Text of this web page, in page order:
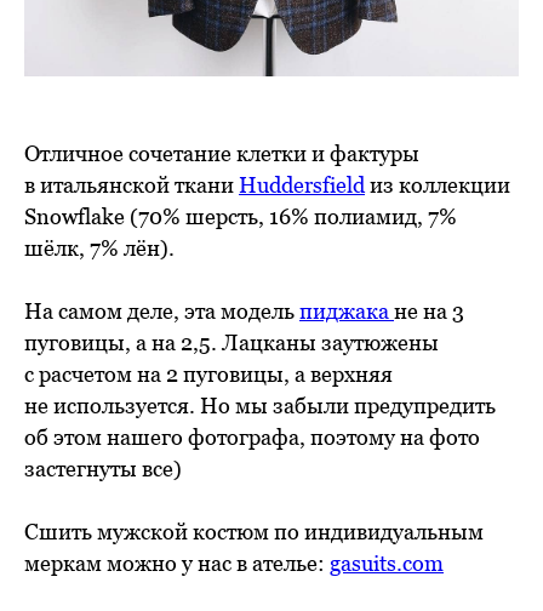
Отличное сочетание клетки и фактуры
в итальянской тканиHuddersfield из коллекции
Snowflake (70% шерсть, 16% полиамид, 7%
шёлк, 7% лён).
На самом деле, эта модельпиджака не на 3
пуговицы, а на 2,5. Лацканы заутюжены
с расчетом на 2 пуговицы, а верхняя
не используется. Но мы забыли предупредить
об этом нашего фотографа, поэтому на фото
застегнуты все)
Сшить мужской костюм по индивидуальным
меркам можно у нас в ателье: gasuits.com